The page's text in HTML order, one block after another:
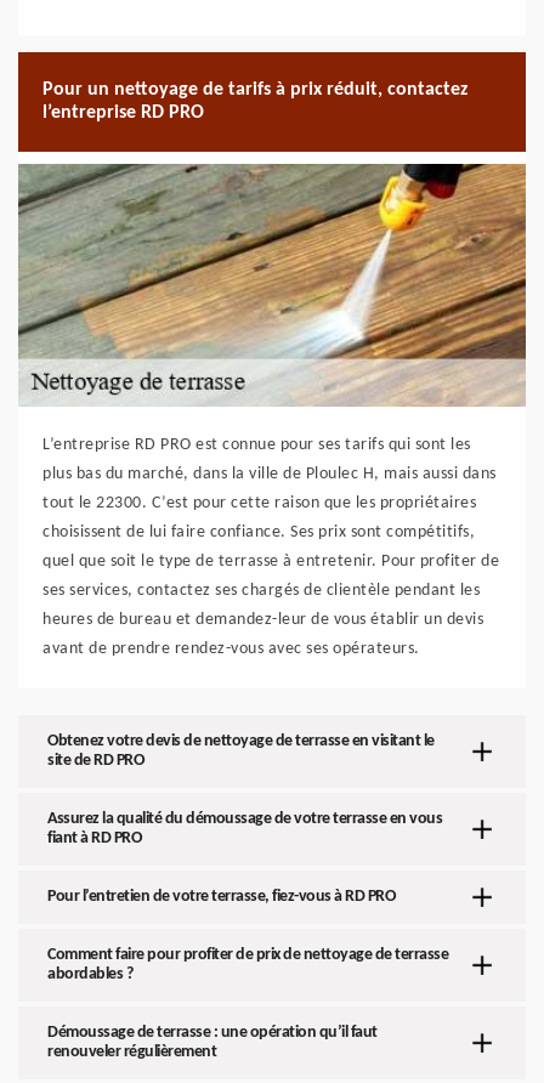
Pour un nettoyage de tarifs à prix réduit, contactez
l’entreprise RD PRO
L’entreprise RD PRO est connue pour ses tarifs qui sont les
plus bas du marché, dans la ville de Ploulec H, mais aussi dans
tout le 22300. C’est pour cette raison que les propriétaires
choisissent de lui faire confiance. Ses prix sont compétitifs,
quel que soit le type de terrasse à entretenir. Pour profiter de
ses services, contactez ses chargés de clientèle pendant les
heures de bureau et demandez-leur de vous établir un devis
avant de prendre rendez-vous avec ses opérateurs.
Obtenez votre devis de nettoyage de terrasse en visitant le
site de RD PRO
Assurez la qualité du démoussage de votre terrasse en vous
fiant à RD PRO
Pour l’entretien de votre terrasse, fiez-vous à RD PRO
Comment faire pour profiter de prix de nettoyage de terrasse
abordables ?
Démoussage de terrasse : une opération qu’il faut
renouveler régulièrement